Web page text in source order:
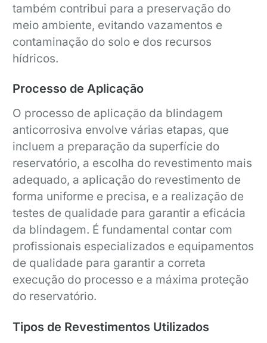
também contribui para a preservação do
meio ambiente, evitando vazamentos e
contaminação do solo e dos recursos
hídricos.
Processo de Aplicação
O processo de aplicação da blindagem
anticorrosiva envolve várias etapas, que
incluem a preparação da superfície do
reservatório, a escolha do revestimento mais
adequado, a aplicação do revestimento de
forma uniforme e precisa, e a realização de
testes de qualidade para garantir a eficácia
da blindagem. É fundamental contar com
profissionais especializados e equipamentos
de qualidade para garantir a correta
execução do processo e a máxima proteção
do reservatório.
Tipos de Revestimentos Utilizados